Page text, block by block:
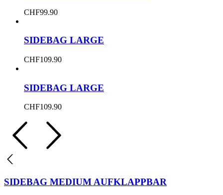
CHF99.90
SIDEBAG LARGE
CHF109.90
SIDEBAG LARGE
CHF109.90
SIDEBAG MEDIUM AUFKLAPPBAR